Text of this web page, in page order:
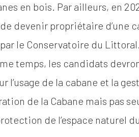
en bois. Par ailleurs, en
devenir propriétaire d’une
le Conservatoire du
temps, les candidats
l’usage de la cabane et la
de la Cabane mais pas
de l’espace naturel